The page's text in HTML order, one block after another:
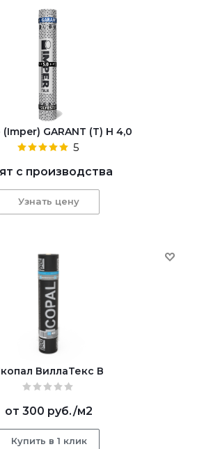
GARANT (Т) Н 4,0
5
с производства
Узнать цену
ВиллаТекс В
от 300 руб./м2
Купить в 1 клик